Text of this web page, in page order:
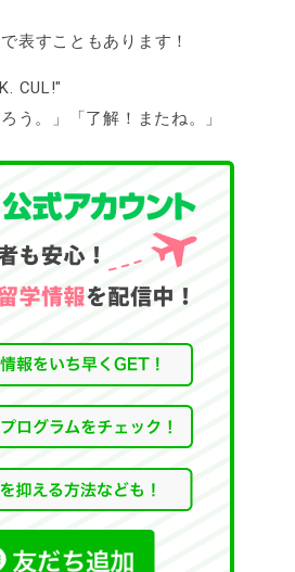
表すこともあります！
CUL!"
う。」「了解！またね。」